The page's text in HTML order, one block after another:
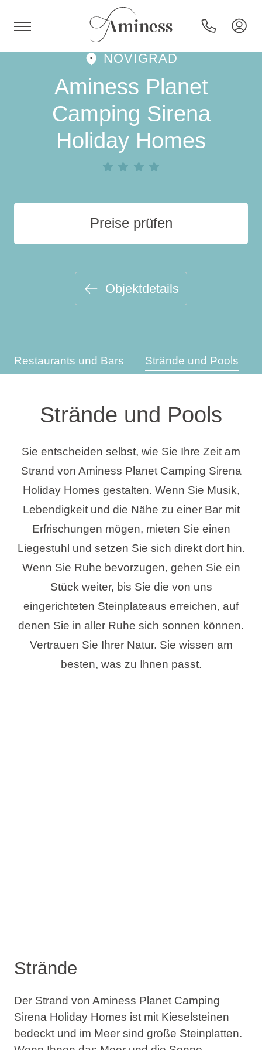
Hotels und Resorts
Campingplätze
Reiseziele
Urlaubsarten
Ami Loyalty Programm
NOVIGRAD
Aminess Planet
Camping Sirena
Holiday Homes
Preise prüfen
Objektdetails
Restaurants und Bars Strände und Pools
Strände und Pools
Sie entscheiden selbst, wie Sie Ihre Zeit am
Strand von Aminess Planet Camping Sirena
Holiday Homes gestalten. Wenn Sie Musik,
Lebendigkeit und die Nähe zu einer Bar mit
Erfrischungen mögen, mieten Sie einen
Liegestuhl und setzen Sie sich direkt dort hin.
Wenn Sie Ruhe bevorzugen, gehen Sie ein
Stück weiter, bis Sie die von uns
eingerichteten Steinplateaus erreichen, auf
denen Sie in aller Ruhe sich sonnen können.
Vertrauen Sie Ihrer Natur. Sie wissen am
besten, was zu Ihnen passt.
Strände
Der Strand von Aminess Planet Camping
Sirena Holiday Homes ist mit Kieselsteinen
bedeckt und im Meer sind große Steinplatten.